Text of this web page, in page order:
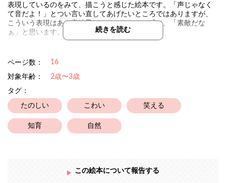
表現しているのをみて、描こうと感じた絵本です。「声じゃなく
て音だよ！」とつい言い直してあげたいところではありますが、
こういう表現はある意味子どもならではだと感じ、「素敵だな
ぁ」と思います。
ラミネートしてぜひ、ご家庭、保育園、幼稚園、福祉施設でご利
作品名の下、作者名をクリックするとHP、SNSへとぶことができ
ます(´･ω･｀)
おがさんの絵本HPには、お子さんの育児、子育て、関わりに関す
るNOTE、おススメの玩具、グッズ等の情報がまとめてあります。
ぜひご覧ください！
続きを読む
ページ数： 16
対象年齢：
2歳〜3歳
タグ：
たのしい こわい 笑える
知育 自然
この絵本について報告する